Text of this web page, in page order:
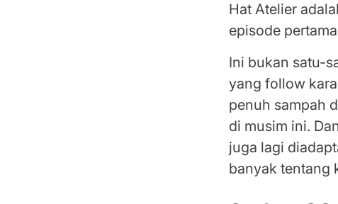
Hat Atelier
episode
Ini bukan satu-
yang follow
penuh sampah
di musim ini.
juga lagi
banyak tentang